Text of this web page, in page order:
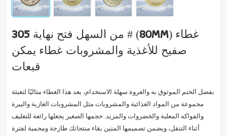
من السهل فتح نهاية 305 # (80mm) غطاء
صفيح للأغذية والمشروبات غطاء يمكن
قبعات
بفضل الختم الموثوق به والعروة سهلة الاستخدام، يعد هذا الغطاء مثاليًا لتعبئة
مجموعة من المواد الغذائية والمشروبات مثل المشروبات الغازية والبيرة
والفواكه المعلبة والخضروات والمزيد. حجمها الصغير يجعلها رائعة للتغليف
أثناء التنقل، ويضمن تصميمها المتين بقاء منتجاتك طازجة ومحمية لفترة